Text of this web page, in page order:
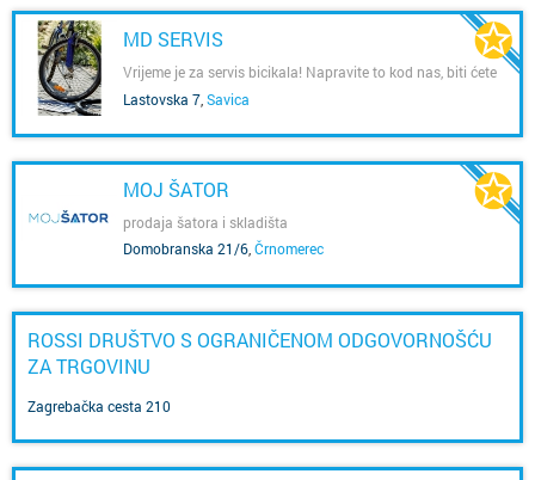
Ekskluzivni distributer za Hrvatsku, Sloveniju, Bosnu i Hercegovinu,
Makedoniju i Crnu Goru!
Za pregled naše kompletne ponude posjetite naš web shop i naručite.
MD SERVIS
Vrijeme je za servis bicikala! Napravite to kod nas, biti ćete
zadovoljni!
Lastovska 7 Savica
MOJ ŠATOR
prodaja šatora i skladišta
Domobranska 21/6 Črnomerec
ROSSI DRUŠTVO S OGRANIČENOM ODGOVORNOŠĆU
ZA TRGOVINU
Zagrebačka cesta 210